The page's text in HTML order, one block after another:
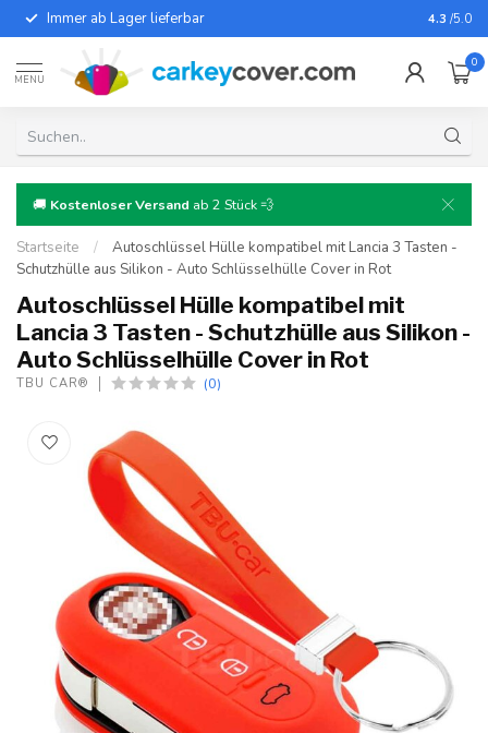
Immer ab Lager lieferbar Für fast
4.3 /5.0
MENU
0
🚚 Kostenloser Versand ab 2 Stück 💨
Startseite /
Autoschlüssel Hülle kompatibel mit Lancia 3 Tasten -
Schutzhülle aus Silikon - Auto Schlüsselhülle Cover in Rot
Autoschlüssel Hülle kompatibel mit
Lancia 3 Tasten - Schutzhülle aus Silikon -
Auto Schlüsselhülle Cover in Rot
TBU CAR® (0)